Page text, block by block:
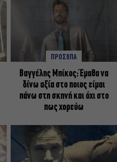
ΠΡΟΣΩΠΑ
Βαγγέλης Μπίκος: Έμαθα να
δίνω αξία στο ποιος είμαι
πάνω στη σκηνή και όχι στο
πως χορεύω